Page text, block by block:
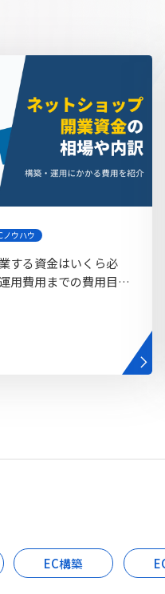
マイズ開発 AI
ノウハウ
する資金はいくら必
用費用までの費用目安
EC構築